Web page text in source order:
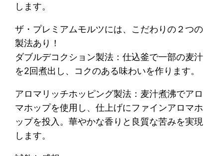
します。
ザ・プレミアムモルツには、こだわりの２つの
製法あり！
ダブルデコクション製法：仕込釜で一部の麦汁
を2回煮出し、コクのある味わいを作ります。
アロマリッチホッピング製法：麦汁煮沸でアロ
マホップを使用し、仕上げにファインアロマホ
ップを投入。華やかな香りと良質な苦みを実現
します。